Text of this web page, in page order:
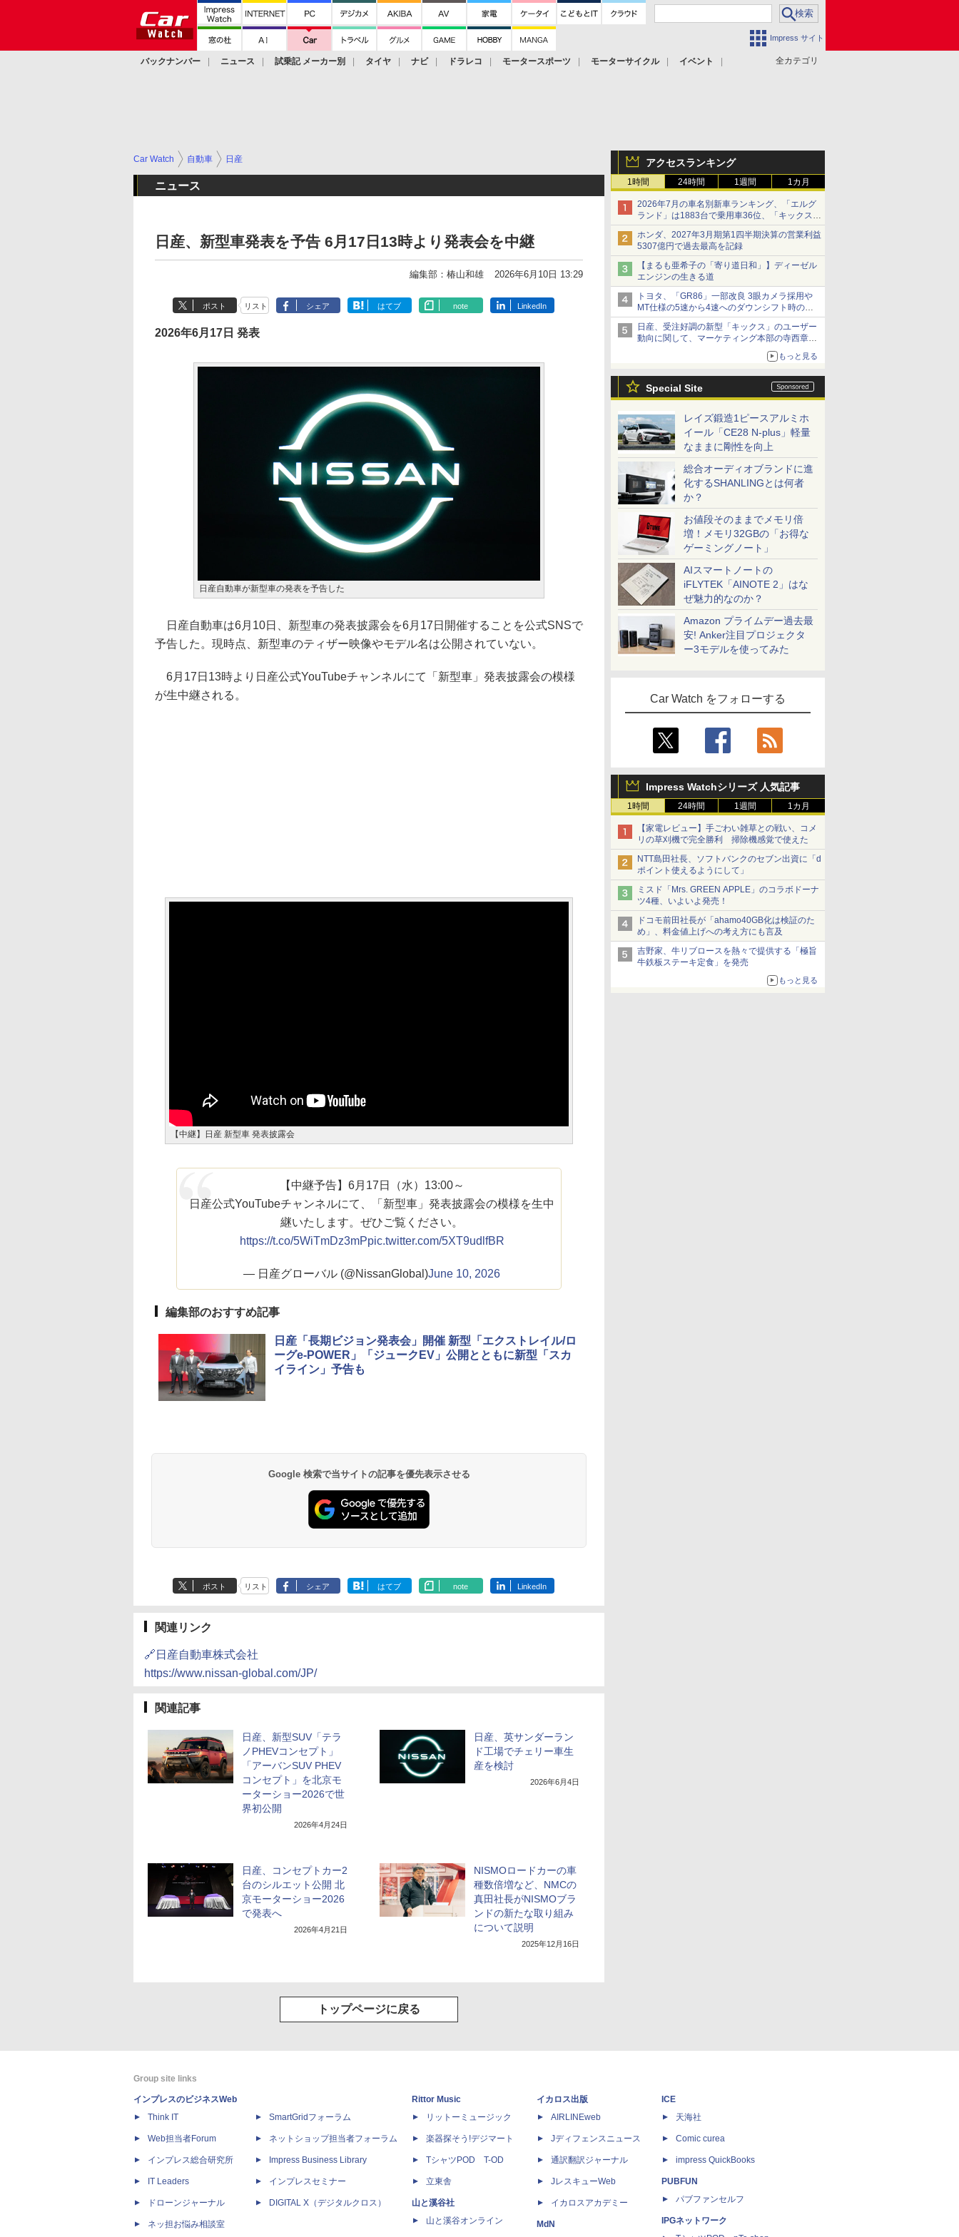
Impress サイト
全カテゴリ
バックナンバー ニュース 試乗記 メーカー別 タイヤ ナビ ドラレコ モータースポーツ モーターサイクル
イベント
アクセスランキング
1時間 24時間 1週間 1カ月
2026年7月の車名別新車ランキング、「エルグ
ランド」は1883台で乗用車36位、「キックス」
は2591台で27位に
ホンダ、2027年3月期第1四半期決算の営業利益
5307億円で過去最高を記録
【まるも亜希子の「寄り道日和」】ディーゼル
エンジンの生きる道
トヨタ、「GR86」一部改良 3眼カメラ採用や
MT仕様の5速から4速へのダウンシフト時の操
作性向上など
日産、受注好調の新型「キックス」のユーザー
動向に関して、マーケティング本部の寺西章氏
もっと見る
Special Site
レイズ鍛造1ピースアルミホ
イール「CE28 N-plus」軽量
なままに剛性を向上
総合オーディオブランドに進
化するSHANLINGとは何者
か？
お値段そのままでメモリ倍
増！メモリ32GBの「お得な
ゲーミングノート」
AIスマートノートの
iFLYTEK「AINOTE 2」はな
ぜ魅力的なのか？
Amazon プライムデー過去最
安! Anker注目プロジェクタ
ー3モデルを使ってみた
Car Watch をフォローする
Impress Watchシリーズ 人気記事
1時間 24時間 1週間 1カ月
【家電レビュー】手ごわい雑草との戦い、コメ
リの草刈機で完全勝利 掃除機感覚で使えた
NTT島田社長、ソフトバンクのセブン出資に「d
ポイント使えるようにして」
ミスド「Mrs. GREEN APPLE」のコラボドーナ
ツ4種、いよいよ発売！
ドコモ前田社長が「ahamo40GB化は検証のた
め」、料金値上げへの考え方にも言及
吉野家、牛リブロースを熱々で提供する「極旨
牛鉄板ステーキ定食」を発売
もっと見る
Car Watch 自動車 日産
ニュース
日産、新型車発表を予告 6月17日13時より発表会を中継
編集部：椿山和雄 2026年6月10日 13:29
ポスト リスト シェア はてブ note LinkedIn
2026年6月17日 発表
日産自動車が新型車の発表を予告した
日産自動車は6月10日、新型車の発表披露会を6月17日開催することを公式SNSで
予告した。現時点、新型車のティザー映像やモデル名は公開されていない。
6月17日13時より日産公式YouTubeチャンネルにて「新型車」発表披露会の模様
が生中継される。
【中継】日産 新型車 発表披露会
【中継予告】6月17日（水）13:00～
日産公式YouTubeチャンネルにて、「新型車」発表披露会の模様を生中
継いたします。ぜひご覧ください。
https://t.co/5WiTmDz3mPpic.twitter.com/5XT9udlfBR
— 日産グローバル (@NissanGlobal)June 10, 2026
編集部のおすすめ記事
日産「長期ビジョン発表会」開催 新型「エクストレイル/ロ
ーグe-POWER」「ジュークEV」公開とともに新型「スカ
イライン」予告も
Google 検索で当サイトの記事を優先表示させる
ポスト リスト シェア はてブ note LinkedIn
関連リンク
🔗日産自動車株式会社
https://www.nissan-global.com/JP/
関連記事
日産、新型SUV「テラ
ノPHEVコンセプト」
「アーバンSUV PHEV
コンセプト」を北京モ
ーターショー2026で世
界初公開
2026年4月24日
日産、英サンダーラン
ド工場でチェリー車生
産を検討
2026年6月4日
日産、コンセプトカー2
台のシルエット公開 北
京モーターショー2026
で発表へ
2026年4月21日
NISMOロードカーの車
種数倍増など、NMCの
真田社長がNISMOブラ
ンドの新たな取り組み
について説明
2025年12月16日
トップページに戻る
Group site links
インプレスのビジネスWeb
Think IT
Web担当者Forum
インプレス総合研究所
IT Leaders
ドローンジャーナル
ネッ担お悩み相談室
SmartGridフォーラム
ネットショップ担当者フォーラム
Impress Business Library
インプレスセミナー
DIGITAL X（デジタルクロス）
Rittor Music
リットーミュージック
楽器探そう!デジマート
TシャツPOD T-OD
立東舎
山と溪谷社
山と溪谷オンライン
イカロス出版
AIRLINEweb
Jディフェンスニュース
通訳翻訳ジャーナル
JレスキューWeb
イカロスアカデミー
MdN
ICE
天海社
Comic curea
impress QuickBooks
PUBFUN
パブファンセルフ
IPGネットワーク